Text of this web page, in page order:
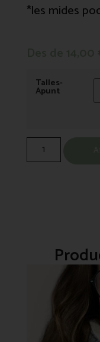
*les mides
Talles-
Apunt